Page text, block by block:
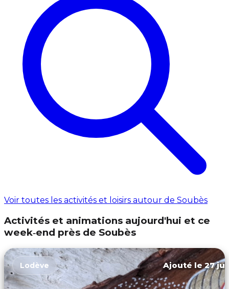
Voir toutes les activités et loisirs autour de Soubès
Activités et animations aujourd'hui et ce
week‑end près de Soubès
Lodève Ajouté le 27